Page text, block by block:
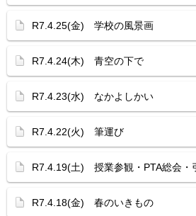
R7.4.25(金) 学校の風景画
R7.4.24(木) 青空の下で
R7.4.23(水) なかよしかい
R7.4.22(火) 筆運び
R7.4.19(土) 授業参観・PTA総会・
R7.4.18(金) 春のいきもの